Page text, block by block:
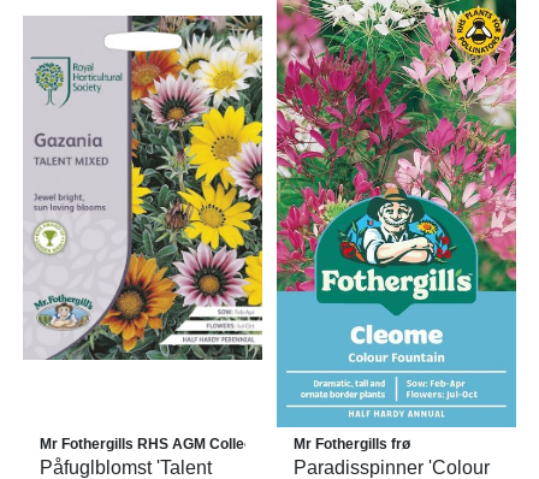
Mr Fothergills RHS AGM Collectio
Påfuglblomst 'Talent
Mr Fothergills frø
Paradisspinner 'Colour